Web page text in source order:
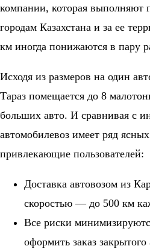
компании, которая выполняют
городам Казахстана и за ее
км иногда понижаются в пару
Исходя из размеров на один
Тараз помещается до 8
больших авто. И сравнивая с
автомобилевоз имеет ряд
привлекающие пользователей:
Доставка автовозом из
скоростью — до 500 км
Все риски
оформить заказ